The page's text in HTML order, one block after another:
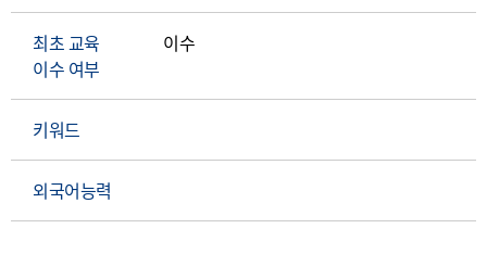
최초 교육
이수 여부
이수
키워드
외국어능력